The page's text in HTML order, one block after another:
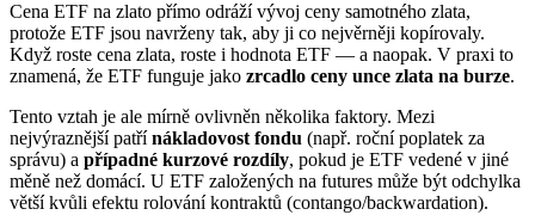
Cena ETF na zlato přímo odráží vývoj ceny samotného zlata,
protože ETF jsou navrženy tak, aby ji co nejvěrněji kopírovaly.
Když roste cena zlata, roste i hodnota ETF — a naopak. V praxi to
znamená, že ETF funguje jako zrcadlo ceny unce zlata na burze.
Tento vztah je ale mírně ovlivněn několika faktory. Mezi
nejvýraznější patřínákladovost fondu (např. roční poplatek za
správu) a případné kurzové rozdíly, pokud je ETF vedené v jiné
měně než domácí. U ETF založených na futures může být odchylka
větší kvůli efektu rolování kontraktů (contango/backwardation).